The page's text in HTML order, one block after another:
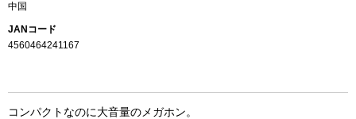
中国
JANコード
4560464241167
コンパクトなのに大音量のメガホン。